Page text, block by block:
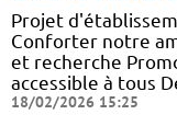
Projet
Conforter notre
et recherche
accessible à tous
18/02/2026 15:25